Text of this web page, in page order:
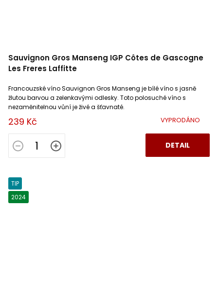
Sauvignon Gros Manseng IGP Côtes de Gascogne
Les Freres Laffitte
VYPRODÁNO
239 Kč
DETAIL
Francouzské víno Sauvignon Gros Manseng je bílé víno s jasně
žlutou barvou a zelenkavými odlesky. Toto polosuché víno s
nezaměnitelnou vůní je živé a šťavnaté.
TIP
2024